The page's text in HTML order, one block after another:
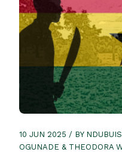
10 JUN 2025 / BY
OGUNADE & THEODORA